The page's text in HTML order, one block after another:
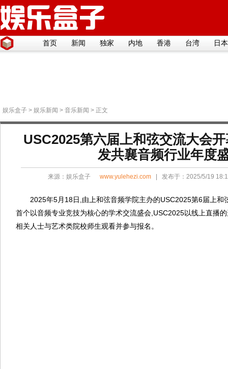
首页 新闻 独家 内地 香港 台湾 日本
娱乐盒子 > 娱乐新闻 > 音乐新闻 > 正文
USC2025第六届上和弦交流大会
发共襄音频行业年度
来源： 娱乐盒子 www.yulehezi.com| 发布于：2025/5/19
2025年5月18日,由上和弦音频学院主办的USC2025第6届上和
首个以音频专业竞技为核心的学术交流盛会,USC2025以线上直播
相关人士与艺术类院校师生观看并参与报名。